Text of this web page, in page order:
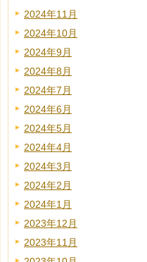
2024年11月
2024年10月
2024年9月
2024年8月
2024年7月
2024年6月
2024年5月
2024年4月
2024年3月
2024年2月
2024年1月
2023年12月
2023年11月